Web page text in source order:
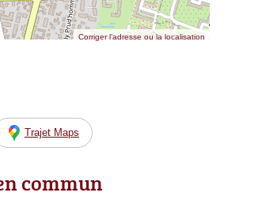
Corriger l’adresse ou la localisation
Trajet Maps
commun